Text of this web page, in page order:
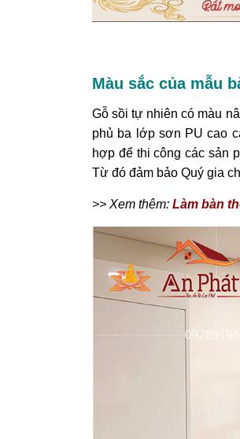
Màu sắc của mẫu
Gỗ sồi tự nhiên có màu
phủ ba lớp sơn PU cao
hợp để thi công các sản
Từ đó đảm bảo Quý gia
>> Xem thêm: Làm bàn